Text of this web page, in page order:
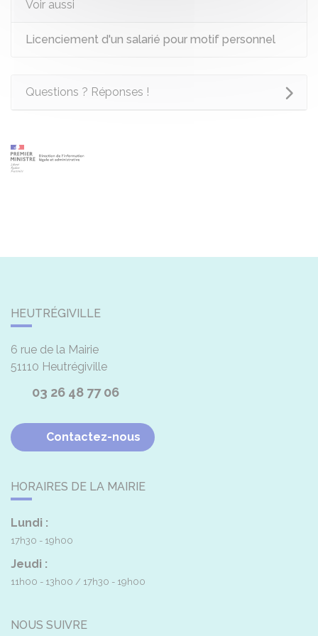
Voir aussi
Licenciement d'un salarié pour motif personnel
Questions ? Réponses !
HEUTRÉGIVILLE
6 rue de la Mairie
51110 Heutrégiville
03 26 48 77 06
Contactez-nous
HORAIRES DE LA MAIRIE
Lundi :
17h30 - 19h00
Jeudi :
11h00 - 13h00 17h30 - 19h00
NOUS SUIVRE